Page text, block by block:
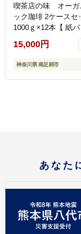
喫茶店の味 オーガ
ック珈琲 2ケースセ
1000ｇ×12本【 紙パ
ク リキッド コーヒ
イスコーヒー 飲料
川県 南足柄市 】
15,000円
神奈川県 南足柄市
あなた